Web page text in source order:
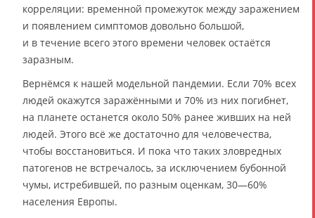
корреляции: временной промежуток между заражением
и появлением симптомов довольно большой,
и в течение всего этого времени человек остаётся
заразным.
Вернёмся к нашей модельной пандемии. Если 70% всех
людей окажутся заражёнными и 70% из них погибнет,
на планете останется около 50% ранее живших на ней
людей. Этого всё же достаточно для человечества,
чтобы восстановиться. И пока что таких зловредных
патогенов не встречалось, за исключением бубонной
чумы, истребившей, по разным оценкам, 30—60%
населения Европы.